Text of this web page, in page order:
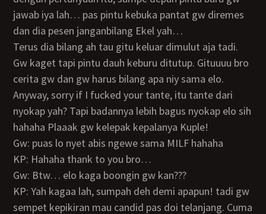
jawab iya lah… pas pintu kebuka pantat gw diremes
dan dia pesen janganbilang Ekel yah…
terus dia bilang ah tau gitu keluar dimulut aja tadi.
Gw kaget tapi pintu dauh keburu ditutup. Gituuuu bro
cerita gw dan gw harus bilang apa niy sama elo.
Anyway, sorry if I fucked your tante, itu tante dari
nyokap yah? Tapi badannya lebih bagus nyokap elo sih
hahaha Plaaak gw kelepak kepalanya Kuple!
Gw: puas lo nyet abis ngewe sama MILF hahaha
KP: Hahaha thank to you bro…
Gw: Btw… elo kaga boongin gw kan???
KP: Yah kagaa lah, sumpah deh demi apapun! tadi gw
sempet kepikiran mau candid pas doi telanjang. Cuma